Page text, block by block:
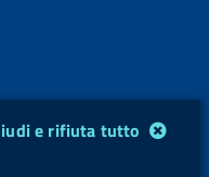
e rifiuta tutto